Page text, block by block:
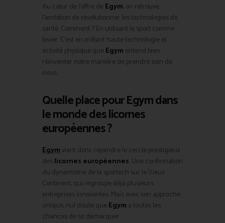
Au cœur de l’offre de Egym, on retrouve
l’ambition de révolutionner les technologies de
santé. Comment ? En utilisant le sport comme
levier. C’est en mêlant haute technologie et
activité physique que Egym entend bien
réinventer notre manière de prendre soin de
nous.
Quelle place pour Egym dans
le monde des licornes
européennes ?
Egymvient donc rejoindre le cercle prestigieux
deslicornes européennes . Une confirmation
du dynamisme de la sportech sur le Vieux
Continent, qui regroupe déjà plusieurs
entreprises innovantes. Mais avec son approche
unique, nul doute que Egym a toutes les
chances de se démarquer.